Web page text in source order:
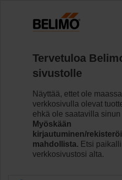
R7050R-B3+SRFA-S2-
Lue
Takaisin tuotekategoriaan
Tervetuloa
sivustolle
Näyttää, ettet ole
verkkosivulla olevat
ehkä ole saatavilla
Myöskään
kirjautuminen/
mahdollista. Etsi
verkkosivustosi alta.